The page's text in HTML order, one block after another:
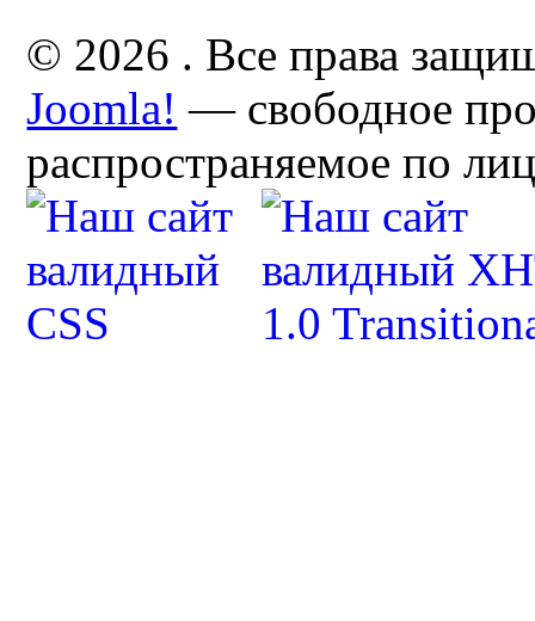
© 2026 . Все права
Joomla! — свободное
распространяемое по